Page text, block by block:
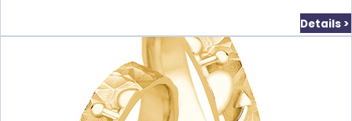
Details >